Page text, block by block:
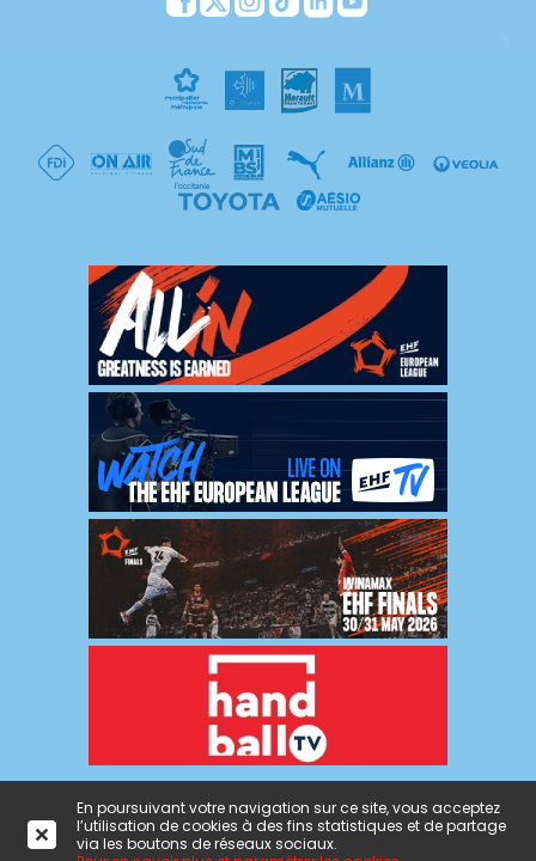
Mentions
légales
| Politique de
confidentialité
| Crédits : ON
L'agence
| Admin
En poursuivant votre navigation sur ce site, vous acceptez
l’utilisation de cookies à des fins statistiques et de partage
via les boutons de réseaux sociaux.